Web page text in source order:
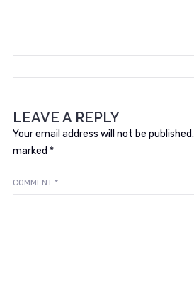
LEAVE A REPLY
Your email address will not be published.
marked *
COMMENT *